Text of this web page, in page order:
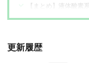
【まとめ】液体酸素
更新履歴